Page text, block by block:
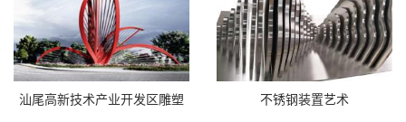
汕尾高新技术产业开发区雕塑 不锈钢装置艺术